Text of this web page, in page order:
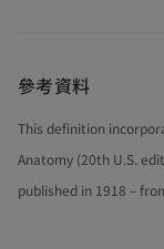
參考資料
This definition
Anatomy (20th U.S.
published in 1918 –